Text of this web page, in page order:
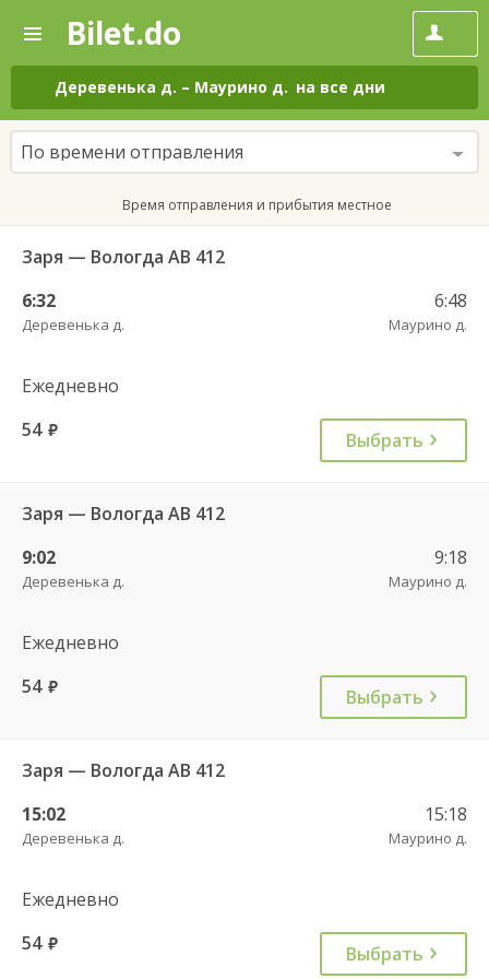
—
Поиск
и
покупка
билетов
на
автобус
онлайн
Bilet.do
Деревенька д. – Маурино д. на все дни
По времени отправления
Время отправления и прибытия местное
Заря — Вологда АВ 412
6:32
Деревенька д.
6:48
Маурино д.
Ежедневно
54 руб. Выбрать
Заря — Вологда АВ 412
9:02
Деревенька д.
9:18
Маурино д.
Ежедневно
54 руб. Выбрать
Заря — Вологда АВ 412
15:02
Деревенька д.
15:18
Маурино д.
Ежедневно
54 руб. Выбрать